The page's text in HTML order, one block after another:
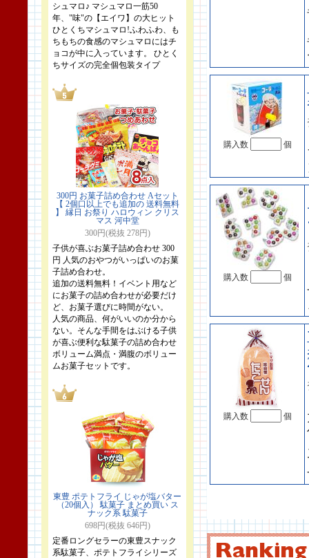
シュマロ♪ マシュマロ一筋50
年、"味"の【エイワ】の大ヒット
ひとくちマシュマロ!ふわふわ、も
ちもちの食感のマシュマロにはチ
ョコが中に入っています。 ひとく
ちサイズの完全個包装タイプ
300円 お菓子詰め合わせ Aセット
【 2個口以上でも追加の 送料無料
】 縁日 お祭り ハロウィン クリス
マス 河中堂
300円(税抜 278円)
子供が喜ぶお菓子詰め合わせ 300
円 人気のおやつがいっぱいのお菓
子詰め合わせ。
追加の送料無料！イベント用など
にお菓子の詰め合わせが必要だけ
ど、お菓子選びに時間がない。
人気の商品、何がいいのか分から
ない。そんな手間をはぶける子供
が喜ぶ便利な駄菓子の詰め合わせ
ボリューム満点・満腹のボリュー
ムお菓子セットです。
東豊 ポテトフライ じゃが塩バター
（20個入） 駄菓子 まとめ買い ス
ナック系 駄菓子
698円(税抜 646円)
定番ロングセラーの東豊スナック
系駄菓子、ポテトフライシリーズ
購入数 個
購入数 個
購入数 個